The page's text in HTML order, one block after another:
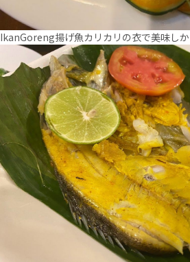
IkanGoreng揚げ魚カリカリの衣で美味しか